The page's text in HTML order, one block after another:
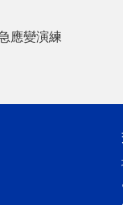
應變演練